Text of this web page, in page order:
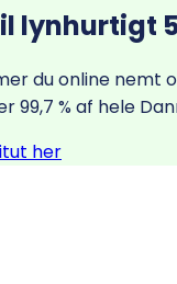
lynhurtigt
du online
99,7 % af hele
her